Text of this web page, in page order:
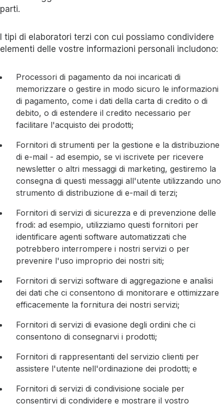
parti.
I tipi di elaboratori terzi con cui possiamo condividere
elementi delle vostre informazioni personali includono:
Processori di pagamento da noi incaricati di
memorizzare o gestire in modo sicuro le informazioni
di pagamento, come i dati della carta di credito o di
debito, o di estendere il credito necessario per
facilitare l'acquisto dei prodotti;
Fornitori di strumenti per la gestione e la distribuzione
di e-mail - ad esempio, se vi iscrivete per ricevere
newsletter o altri messaggi di marketing, gestiremo la
consegna di questi messaggi all'utente utilizzando uno
strumento di distribuzione di e-mail di terzi;
Fornitori di servizi di sicurezza e di prevenzione delle
frodi: ad esempio, utilizziamo questi fornitori per
identificare agenti software automatizzati che
potrebbero interrompere i nostri servizi o per
prevenire l'uso improprio dei nostri siti;
Fornitori di servizi software di aggregazione e analisi
dei dati che ci consentono di monitorare e ottimizzare
efficacemente la fornitura dei nostri servizi;
Fornitori di servizi di evasione degli ordini che ci
consentono di consegnarvi i prodotti;
Fornitori di rappresentanti del servizio clienti per
assistere l'utente nell'ordinazione dei prodotti; e
Fornitori di servizi di condivisione sociale per
consentirvi di condividere e mostrare il vostro